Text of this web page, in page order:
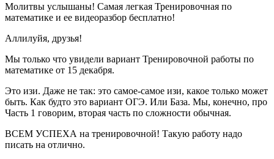
Молитвы услышаны! Самая легкая Тренировочная по
математике и ее видеоразбор бесплатно!
Аллилуйя, друзья!
Мы только что увидели вариант Тренировочной работы по
математике от 15 декабря.
Это изи. Даже не так: это самое-самое изи, какое только может
быть. Как будто это вариант ОГЭ. Или База. Мы, конечно, про
Часть 1 говорим, вторая часть по сложности обычная.
ВСЕМ УСПЕХА на тренировочной! Такую работу надо
писать на отлично.